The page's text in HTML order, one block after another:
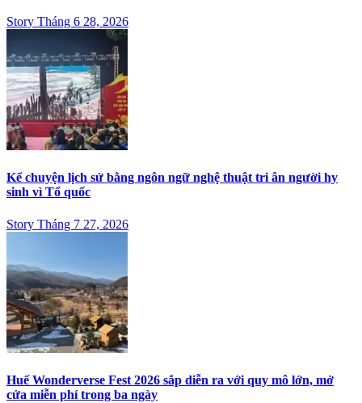
Story Tháng 6 28, 2026
Kể chuyện lịch sử bằng ngôn ngữ nghệ thuật tri ân người hy
sinh vì Tổ quốc
Story Tháng 7 27, 2026
Huế Wonderverse Fest 2026 sắp diễn ra với quy mô lớn, mở
cửa miễn phí trong ba ngày